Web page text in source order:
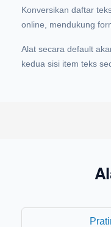
Konversikan daftar
online, mendukung
Alat secara default
kedua sisi item teks